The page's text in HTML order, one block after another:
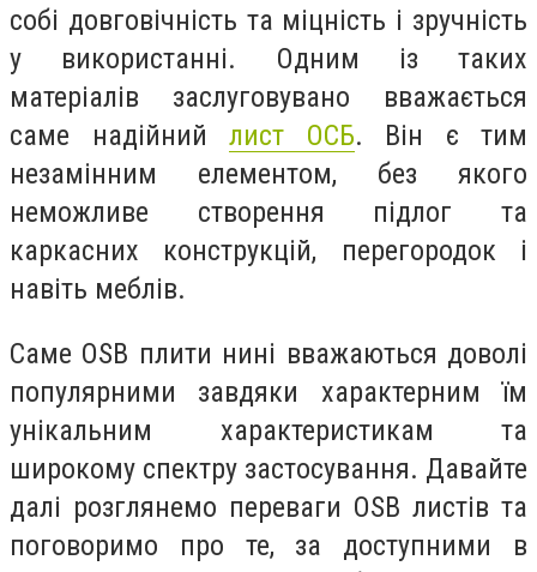
собі довговічність та міцність і зручність
у використанні. Одним із таких
матеріалів заслуговувано вважається
саме надійний лист ОСБ. Він є тим
незамінним елементом, без якого
неможливе створення підлог та
каркасних конструкцій, перегородок і
навіть меблів.
Саме OSB плити нині вважаються доволі
популярними завдяки характерним їм
унікальним характеристикам та
широкому спектру застосування. Давайте
далі розглянемо переваги OSB листів та
поговоримо про те, за доступними в